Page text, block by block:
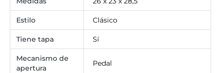
Estilo Clásico
Tiene tapa Sí
Mecanismo de
apertura
Pedal